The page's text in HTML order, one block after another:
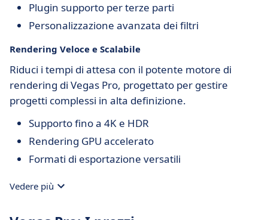
Plugin supporto per terze parti
Personalizzazione avanzata dei filtri
Rendering Veloce e Scalabile
Riduci i tempi di attesa con il potente motore di
rendering di Vegas Pro, progettato per gestire
progetti complessi in alta definizione.
Supporto fino a 4K e HDR
Rendering GPU accelerato
Formati di esportazione versatili
Vedere più